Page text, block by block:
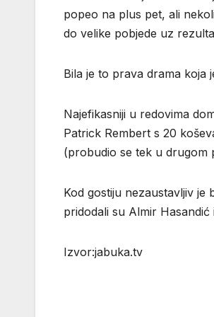
popeo na plus pet, ali
do velike pobjede uz
Bila je to prava drama koja
Najefikasniji u redovima
Patrick Rembert s 20
(probudio se tek u drugom
Kod gostiju nezaustavljiv je
pridodali su Almir Hasandić
Izvor:jabuka.tv